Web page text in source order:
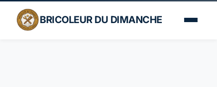
BRICOLEUR DU DIMANCHE